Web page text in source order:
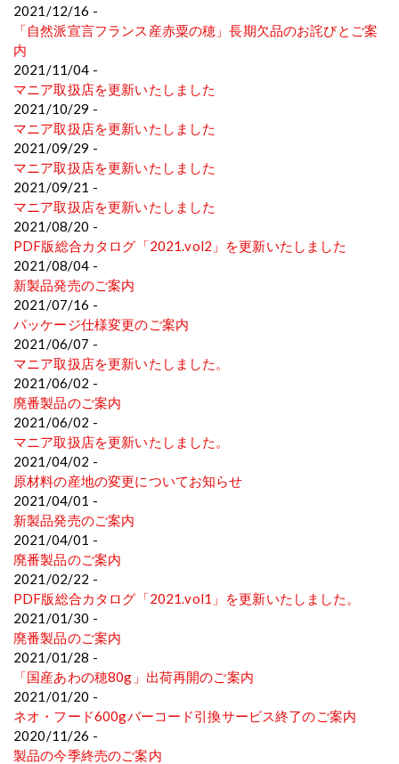
2021/12/16 -
「自然派宣言フランス産赤粟の穂」長期欠品のお詫びとご案
内
2021/11/04 -
マニア取扱店を更新いたしました
2021/10/29 -
マニア取扱店を更新いたしました
2021/09/29 -
マニア取扱店を更新いたしました
2021/09/21 -
マニア取扱店を更新いたしました
2021/08/20 -
PDF版総合カタログ「2021.vol2」を更新いたしました
2021/08/04 -
新製品発売のご案内
2021/07/16 -
パッケージ仕様変更のご案内
2021/06/07 -
マニア取扱店を更新いたしました。
2021/06/02 -
廃番製品のご案内
2021/06/02 -
マニア取扱店を更新いたしました。
2021/04/02 -
原材料の産地の変更についてお知らせ
2021/04/01 -
新製品発売のご案内
2021/04/01 -
廃番製品のご案内
2021/02/22 -
PDF版総合カタログ「2021.vol1」を更新いたしました。
2021/01/30 -
廃番製品のご案内
2021/01/28 -
「国産あわの穂80g」出荷再開のご案内
2021/01/20 -
ネオ・フード600gバーコード引換サービス終了のご案内
2020/11/26 -
製品の今季終売のご案内